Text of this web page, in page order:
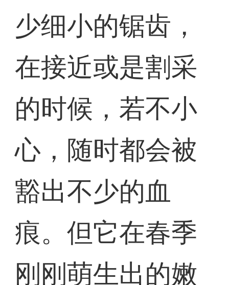
少细小的锯齿，
在接近或是割采
的时候，若不小
心，随时都会被
豁出不少的血
痕。但它在春季
刚刚萌生出的嫩